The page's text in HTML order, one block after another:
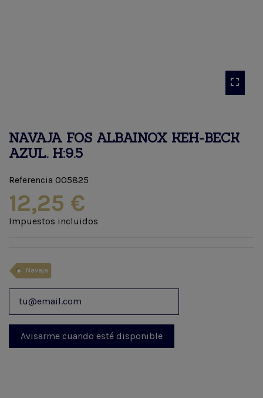
NAVAJA FOS ALBAINOX KEH-BECK
AZUL. H:9.5
Referencia 005825
12,25 €
Impuestos incluidos
Navaja